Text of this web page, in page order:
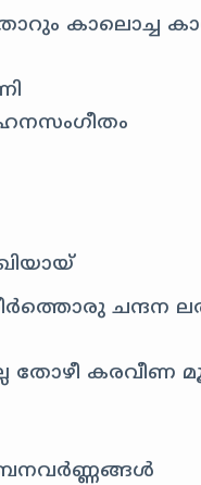
കാലൊച്ച
ചന്ദന
തോഴീ കരവീണ